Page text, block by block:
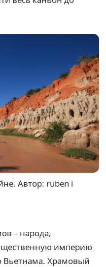
Автор: ruben i
– народа,
империю
Вьетнама. Храмовый